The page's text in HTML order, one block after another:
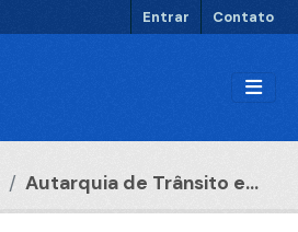
Entrar Contato
Autarquia de Trânsito e...